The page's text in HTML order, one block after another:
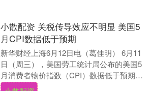
小散配资 关税传导效应不明显 美国5
月CPI数据低于预期
新华财经上海6月12日电（葛佳明） 6月11
日（周三），美国劳工统计局公布的美国5
月消费者物价指数（CPI）数据低于预期，
整体CPI环比增速较4月的0.2%下行....